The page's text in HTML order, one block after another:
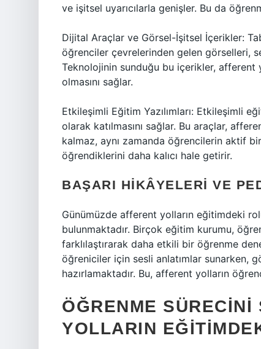
ve işitsel uyarıcılarla genişler. Bu da
Dijital Araçlar ve Görsel-İşitsel İçerikler:
öğrenciler çevrelerinden gelen görselleri,
Teknolojinin sunduğu bu içerikler, afferent
olmasını sağlar.
Etkileşimli Eğitim Yazılımları: Etkileşimli
olarak katılmasını sağlar. Bu araçlar,
kalmaz, aynı zamanda öğrencilerin aktif
öğrendiklerini daha kalıcı hale getirir.
BAŞARI HIKÂYELERI VE
Günümüzde afferent yolların eğitimdeki
bulunmaktadır. Birçok eğitim kurumu,
farklılaştırarak daha etkili bir öğrenme
öğreniciler için sesli anlatımlar sunarken,
hazırlamaktadır. Bu, afferent yolların
ÖĞRENME
YOLLARIN